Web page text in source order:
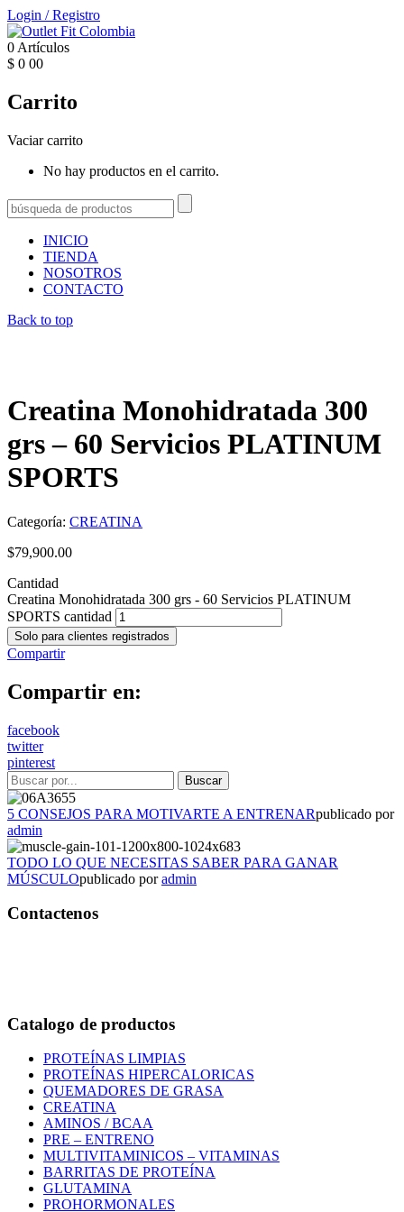
Login /Registro
0 Artículos
$ 0 00
Carrito
Vaciar carrito
No hay productos en el carrito.
INICIO
TIENDA
NOSOTROS
CONTACTO
Back to top
Creatina Monohidratada 300
grs – 60 Servicios PLATINUM
SPORTS
Categoría: CREATINA
$79,900.00
Cantidad
Creatina Monohidratada 300 grs - 60 Servicios PLATINUM
SPORTS cantidad
Solo para clientes registrados
Compartir
Compartir en:
facebook
twitter
pinterest
5 CONSEJOS PARA MOTIVARTE A ENTRENARpublicado por
admin
TODO LO QUE NECESITAS SABER PARA GANAR
MÚSCULOpublicado poradmin
Contactenos
Catalogo de productos
PROTEÍNAS LIMPIAS
PROTEÍNAS HIPERCALORICAS
QUEMADORES DE GRASA
CREATINA
AMINOS / BCAA
PRE – ENTRENO
MULTIVITAMINICOS – VITAMINAS
BARRITAS DE PROTEÍNA
GLUTAMINA
PROHORMONALES